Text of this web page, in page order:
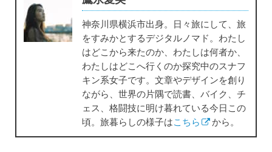
神奈川県横浜市出身。日々旅にして、旅
をすみかとするデジタルノマド。わたし
はどこから来たのか、わたしは何者か、
わたしはどこへ行くのか探究中のスナフ
キン系女子です。文章やデザインを創り
ながら、世界の片隅で読書、バイク、チ
ェス、格闘技に明け暮れている今日この
頃。旅暮らしの様子はこちら から。